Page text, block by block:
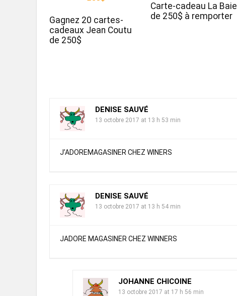
Gagnez 20 cartes-
cadeaux Jean Coutu
de 250$
Carte-cadeau La Baie
de 250$ à remporter
DENISE SAUVÉ
13 octobre 2017 at 13 h 53 min
J’ADOREMAGASINER CHEZ WINERS
DENISE SAUVÉ
13 octobre 2017 at 13 h 54 min
JADORE MAGASINER CHEZ WINNERS
JOHANNE CHICOINE
13 octobre 2017 at 17 h 56 min